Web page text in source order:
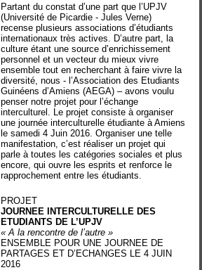
Partant du constat d’une part que l’UPJV
(Université de Picardie - Jules Verne)
recense plusieurs associations d’étudiants
internationaux très actives. D’autre part, la
culture étant une source d’enrichissement
personnel et un vecteur du mieux vivre
ensemble tout en recherchant à faire vivre la
diversité, nous - l’Association des Etudiants
Guinéens d’Amiens (AEGA) – avons voulu
penser notre projet pour l’échange
interculturel. Le projet consiste à organiser
une journée interculturelle étudiante à Amiens
le samedi 4 Juin 2016. Organiser une telle
manifestation, c’est réaliser un projet qui
parle à toutes les catégories sociales et plus
encore, qui ouvre les esprits et renforce le
rapprochement entre les étudiants.
PROJET
JOURNEE INTERCULTURELLE DES
ETUDIANTS DE L’UPJV
« A la rencontre de l’autre »
ENSEMBLE POUR UNE JOURNEE DE
PARTAGES ET D’ECHANGES LE 4 JUIN
2016